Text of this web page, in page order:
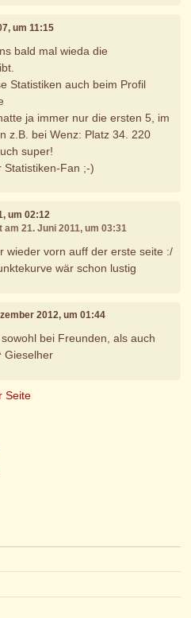
um 11:15
bald mal wieda die
Statistiken auch beim Profil
ja immer nur die ersten 5, im
z.B. bei Wenz: Platz 34. 220
super!
Statistiken-Fan ;-)
um 02:12
21. Juni 2011, um 03:31
wieder vorn auff der erste seite :/
wär schon lustig
2012, um 01:44
bei Freunden, als auch
Gieselher
Seite